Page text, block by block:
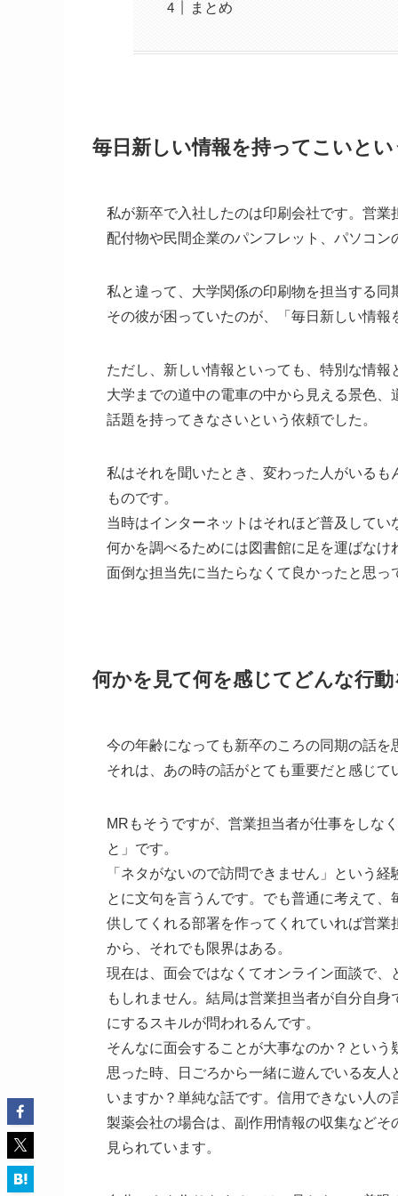
まとめ
毎日新しい情報を持ってこいと
私が新卒で入社したのは印刷会社です。営
配付物や民間企業のパンフレット、パソコ
私と違って、大学関係の印刷物を担当する同
その彼が困っていたのが、「毎日新しい情
ただし、新しい情報といっても、特別な情報
大学までの道中の電車の中から見える景色
話題を持ってきなさいという依頼でした。
私はそれを聞いたとき、変わった人がいる
ものです。
当時はインターネットはそれほど普及してい
何かを調べるためには図書館に足を運ばなけ
面倒な担当先に当たらなくて良かったと思っ
何かを見て何を感じてどんな行
今の年齢になっても新卒のころの同期の話を
それは、あの時の話がとても重要だと感じて
MRもそうですが、営業担当者が仕事をしな
と」です。
「ネタがないので訪問できません」という
とに文句を言うんです。でも普通に考えて
供してくれる部署を作ってくれていれば営
から、それでも限界はある。
現在は、面会ではなくてオンライン面談で
もしれません。結局は営業担当者が自分自
にするスキルが問われるんです。
そんなに面会することが大事なのか？とい
思った時、日ごろから一緒に遊んでいる友
いますか？単純な話です。信用できない人
製薬会社の場合は、副作用情報の収集など
見られています。